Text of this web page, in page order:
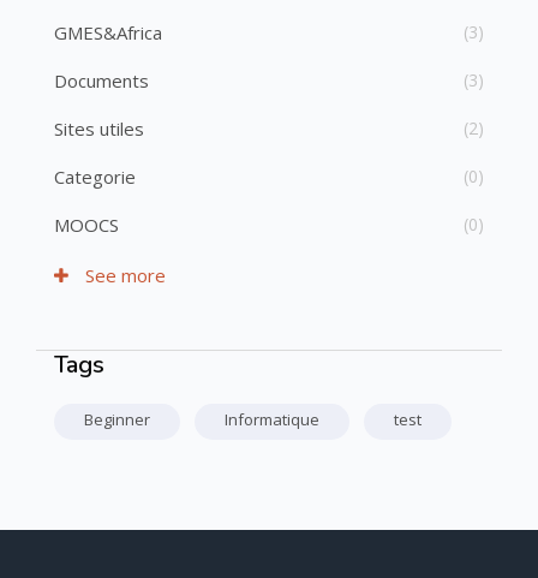
GMES&Africa (3)
Documents (3)
Sites utiles (2)
Categorie (0)
MOOCS (0)
See more
Passer Tags
Tags
Beginner Informatique test